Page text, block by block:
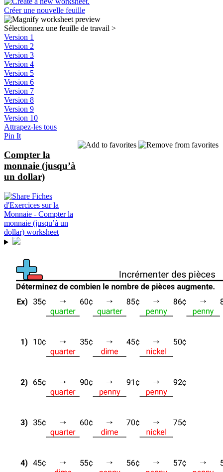
Créer une nouvelle feuille
Sélectionnez une feuille de travail >
Version 1
Version 2
Version 3
Version 4
Version 5
Version 6
Version 7
Version 8
Version 9
Version 10
Attrapez-les tous
Pin It
Compter la
monnaie (jusqu’à
un dollar)